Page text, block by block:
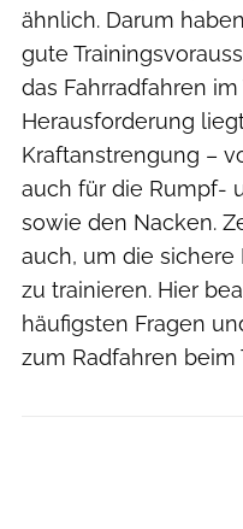
ähnlich. Darum
gute
das Fahrradfahren
Herausforderung
Kraftanstrengung –
auch für die Rumpf-
sowie den Nacken.
auch, um die sichere
zu trainieren. Hier
häufigsten Fragen
zum Radfahren beim